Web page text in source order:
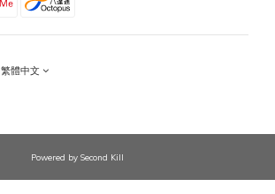
繁體中文
Powered by Second Kill